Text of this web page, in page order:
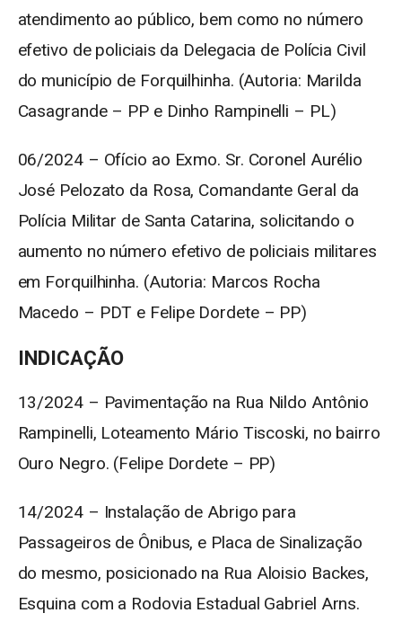
atendimento ao público, bem como no número
efetivo de policiais da Delegacia de Polícia Civil
do município de Forquilhinha. (Autoria: Marilda
Casagrande – PP e Dinho Rampinelli – PL)
06/2024 – Ofício ao Exmo. Sr. Coronel Aurélio
José Pelozato da Rosa, Comandante Geral da
Polícia Militar de Santa Catarina, solicitando o
aumento no número efetivo de policiais militares
em Forquilhinha. (Autoria: Marcos Rocha
Macedo – PDT e Felipe Dordete – PP)
INDICAÇÃO
13/2024 – Pavimentação na Rua Nildo Antônio
Rampinelli, Loteamento Mário Tiscoski, no bairro
Ouro Negro. (Felipe Dordete – PP)
14/2024 – Instalação de Abrigo para
Passageiros de Ônibus, e Placa de Sinalização
do mesmo, posicionado na Rua Aloisio Backes,
Esquina com a Rodovia Estadual Gabriel Arns.